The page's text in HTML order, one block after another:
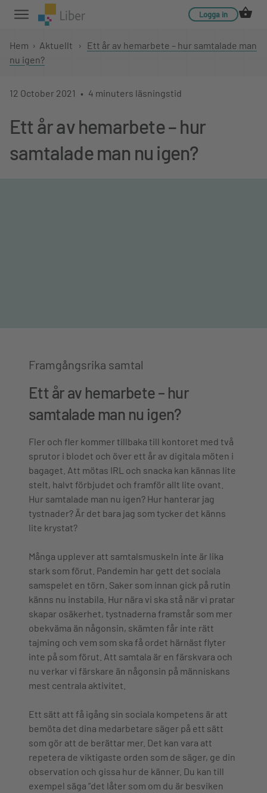
Logga in
Hem › Aktuellt › Ett år av hemarbete – hur samtalade man
nu igen?
12 October 2021 4 minuters läsningstid
Ett år av hemarbete – hur
samtalade man nu igen?
Framgångsrika samtal
Ett år av hemarbete – hur
samtalade man nu igen?
Fler och fler kommer tillbaka till kontoret med två
sprutor i blodet och över ett år av digitala möten i
bagaget. Att mötas IRL och snacka kan kännas lite
stelt, halvt förbjudet och framför allt lite ovant.
Hur samtalade man nu igen? Hur hanterar jag
tystnader? Är det bara jag som tycker det känns
lite krystat?
Många upplever att samtalsmuskeln inte är lika
stark som förut. Pandemin har gett det sociala
samspelet en törn. Saker som innan gick på rutin
känns nu instabila. Hur nära vi ska stå när vi pratar
skapar osäkerhet, tystnaderna framstår som mer
obekväma än någonsin, skämten får inte rätt
tajming och vem som ska få ordet härnäst flyter
inte på som förut. Att samtala är en färskvara och
nu verkar vi färskare än någonsin på människans
mest centrala aktivitet.
Ett sätt att få igång sin sociala kompetens är att
bemöta det dina medarbetare säger på ett sätt
som gör att de berättar mer. Det kan vara att
repetera de viktigaste orden som de säger, ge din
observation och gissa hur de känner. Du kan till
exempel säga ”det låter som om du är besviken